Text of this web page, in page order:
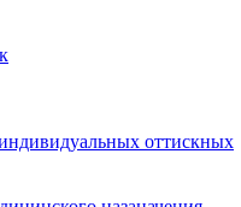
оттискных